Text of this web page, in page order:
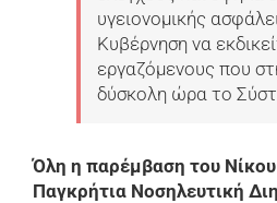
υγειονομικής
Κυβέρνηση να
εργαζόμενους που
δύσκολη ώρα το
Όλη η παρέμβαση του
Παγκρήτια Νοσηλευτική